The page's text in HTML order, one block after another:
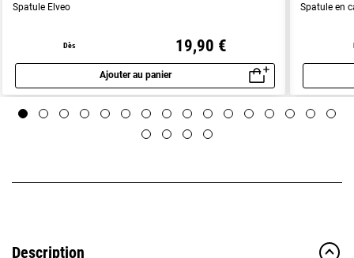
Spatule Elveo
Dès 19,90 €
Ajouter au panier
Aperçu rapide
Spatule en
Description